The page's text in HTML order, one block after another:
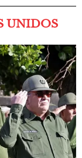
UNIDOS